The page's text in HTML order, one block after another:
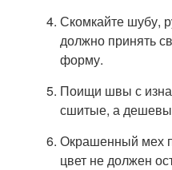
Скомкайте шубу,
должно принять
форму.
Поищи швы с
сшитые, а
Окрашенный мех
цвет не должен